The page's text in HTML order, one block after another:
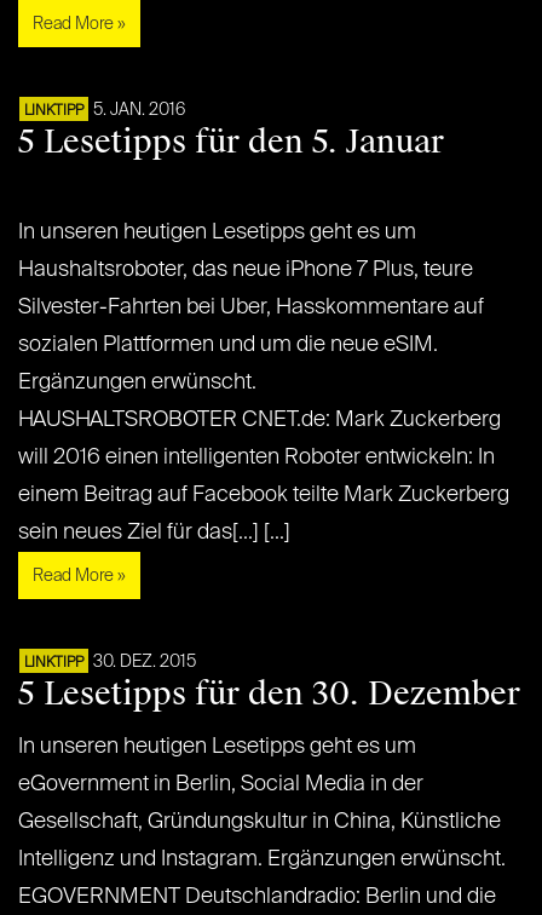
Read More »
LINKTIPP 5. JAN. 2016
5 Lesetipps für den 5. Januar
In unseren heutigen Lesetipps geht es um
Haushaltsroboter, das neue iPhone 7 Plus, teure
Silvester-Fahrten bei Uber, Hasskommentare auf
sozialen Plattformen und um die neue eSIM.
Ergänzungen erwünscht.
HAUSHALTSROBOTER CNET.de: Mark Zuckerberg
will 2016 einen intelligenten Roboter entwickeln: In
einem Beitrag auf Facebook teilte Mark Zuckerberg
sein neues Ziel für das[...] [...]
Read More »
LINKTIPP 30. DEZ. 2015
5 Lesetipps für den 30. Dezember
In unseren heutigen Lesetipps geht es um
eGovernment in Berlin, Social Media in der
Gesellschaft, Gründungskultur in China, Künstliche
Intelligenz und Instagram. Ergänzungen erwünscht.
EGOVERNMENT Deutschlandradio: Berlin und die